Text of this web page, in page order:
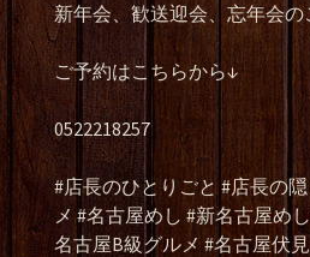
新年会、歓送迎会、忘年会の
ご予約はこちらから↓
0522218257
#店長のひとりごと #店長の
メ #名古屋めし #新名古屋め
名古屋B級グルメ #名古屋伏見